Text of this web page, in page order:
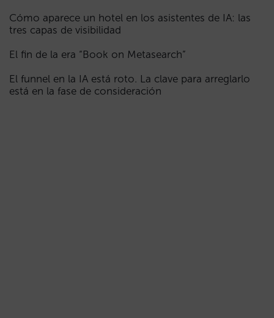
Cómo aparece un hotel en los asistentes de IA: las
tres capas de visibilidad
El fin de la era “Book on Metasearch”
El funnel en la IA está roto. La clave para arreglarlo
está en la fase de consideración